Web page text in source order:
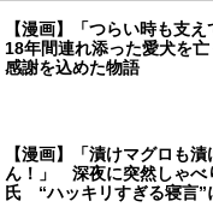
【漫画】「つらい時も支
18年間連れ添った愛犬を
感謝を込めた物語
【漫画】「漬けマグロも
ん！」 深夜に突然しゃべ
氏 “ハッキリすぎる寝言”